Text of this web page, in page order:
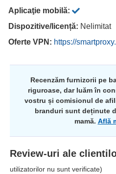
Aplicaţie mobilă:
Dispozitive/licență: Nelimitat
Oferte VPN: https://
Recenzăm furnizorii pe
riguroase, dar luăm în
vostru și comisionul de
branduri sunt deținute
mamă. Află
Review-uri ale
utilizatorilor nu sunt verificate)